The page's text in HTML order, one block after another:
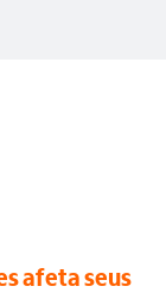
afeta seus